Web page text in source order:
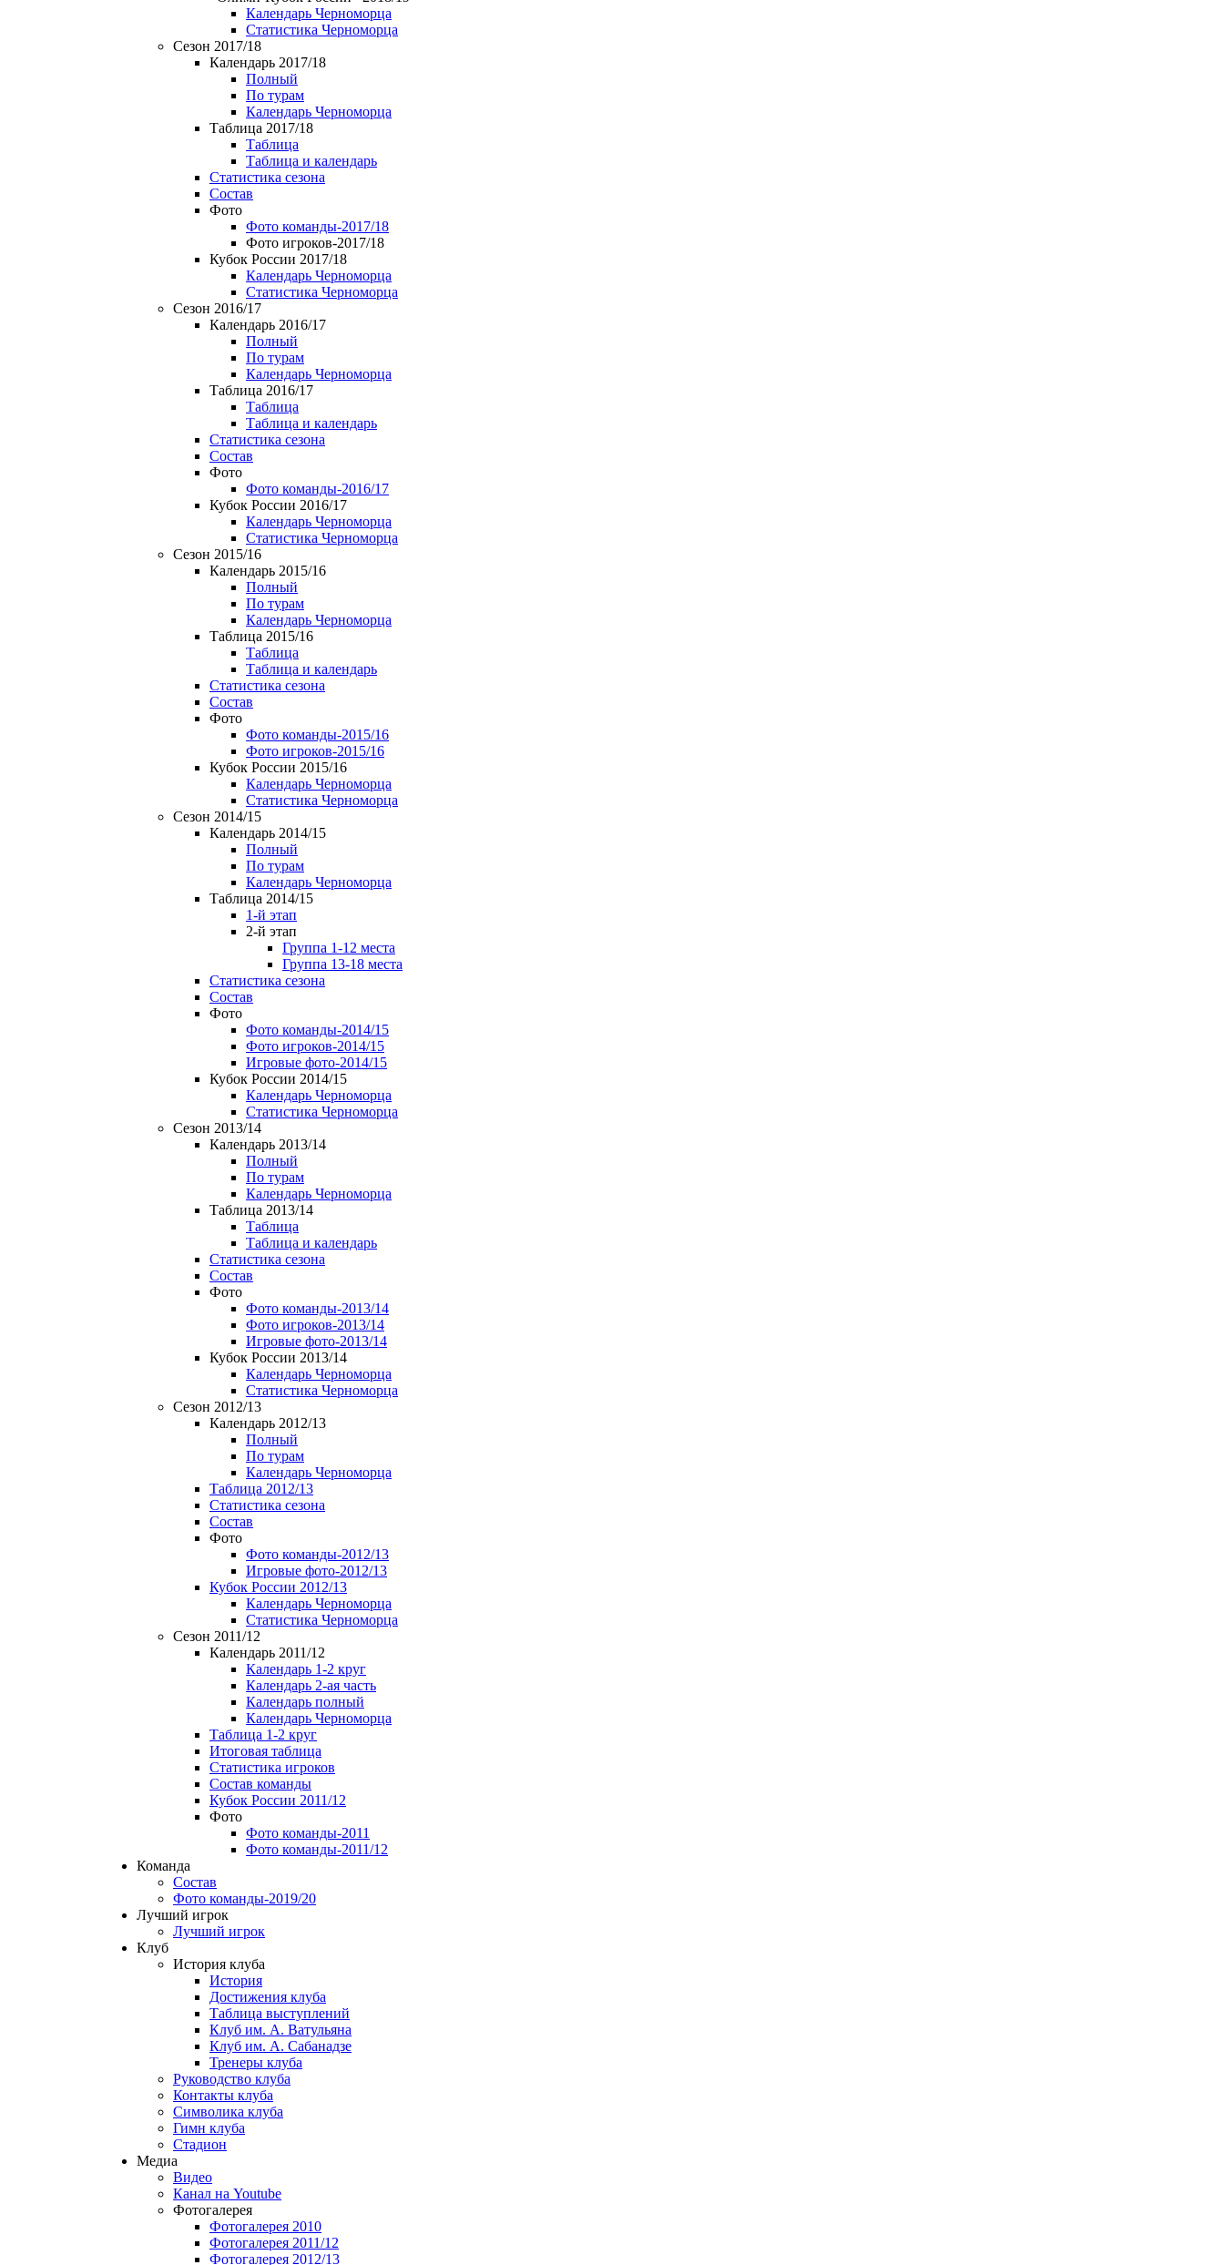
Календарь Черноморца
Статистика Черноморца
Сезон 2017/18
Календарь 2017/18
Полный
По турам
Календарь Черноморца
Таблица 2017/18
Таблица
Таблица и календарь
Статистика сезона
Состав
Фото
Фото команды-2017/18
Фото игроков-2017/18
Кубок России 2017/18
Календарь Черноморца
Статистика Черноморца
Сезон 2016/17
Календарь 2016/17
Полный
По турам
Календарь Черноморца
Таблица 2016/17
Таблица
Таблица и календарь
Статистика сезона
Состав
Фото
Фото команды-2016/17
Кубок России 2016/17
Календарь Черноморца
Статистика Черноморца
Сезон 2015/16
Календарь 2015/16
Полный
По турам
Календарь Черноморца
Таблица 2015/16
Таблица
Таблица и календарь
Статистика сезона
Состав
Фото
Фото команды-2015/16
Фото игроков-2015/16
Кубок России 2015/16
Календарь Черноморца
Статистика Черноморца
Сезон 2014/15
Календарь 2014/15
Полный
По турам
Календарь Черноморца
Таблица 2014/15
1-й этап
2-й этап
Группа 1-12 места
Группа 13-18 места
Статистика сезона
Состав
Фото
Фото команды-2014/15
Фото игроков-2014/15
Игровые фото-2014/15
Кубок России 2014/15
Календарь Черноморца
Статистика Черноморца
Сезон 2013/14
Календарь 2013/14
Полный
По турам
Календарь Черноморца
Таблица 2013/14
Таблица
Таблица и календарь
Статистика сезона
Состав
Фото
Фото команды-2013/14
Фото игроков-2013/14
Игровые фото-2013/14
Кубок России 2013/14
Календарь Черноморца
Статистика Черноморца
Сезон 2012/13
Календарь 2012/13
Полный
По турам
Календарь Черноморца
Таблица 2012/13
Статистика сезона
Состав
Фото
Фото команды-2012/13
Игровые фото-2012/13
Кубок России 2012/13
Календарь Черноморца
Статистика Черноморца
Сезон 2011/12
Календарь 2011/12
Календарь 1-2 круг
Календарь 2-ая часть
Календарь полный
Календарь Черноморца
Таблица 1-2 круг
Итоговая таблица
Статистика игроков
Состав команды
Кубок России 2011/12
Фото
Фото команды-2011
Фото команды-2011/12
Команда
Состав
Фото команды-2019/20
Лучший игрок
Лучший игрок
Клуб
История клуба
История
Достижения клуба
Таблица выступлений
Клуб им. А. Ватульяна
Клуб им. А. Сабанадзе
Тренеры клуба
Руководство клуба
Контакты клуба
Символика клуба
Гимн клуба
Стадион
Медиа
Видео
Канал на Youtube
Фотогалерея
Фотогалерея 2010
Фотогалерея 2011/12
Фотогалерея 2012/13